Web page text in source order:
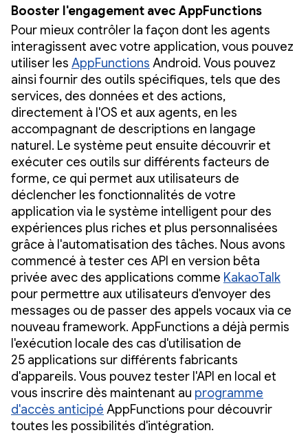
Booster l'engagement avec AppFunctions
Pour mieux contrôler la façon dont les agents
interagissent avec votre application, vous pouvez
utiliser les AppFunctions Android. Vous pouvez
ainsi fournir des outils spécifiques, tels que des
services, des données et des actions,
directement à l'OS et aux agents, en les
accompagnant de descriptions en langage
naturel. Le système peut ensuite découvrir et
exécuter ces outils sur différents facteurs de
forme, ce qui permet aux utilisateurs de
déclencher les fonctionnalités de votre
application via le système intelligent pour des
expériences plus riches et plus personnalisées
grâce à l'automatisation des tâches. Nous avons
commencé à tester ces API en version bêta
privée avec des applications comme KakaoTalk
pour permettre aux utilisateurs d'envoyer des
messages ou de passer des appels vocaux via ce
nouveau framework. AppFunctions a déjà permis
l'exécution locale des cas d'utilisation de
25 applications sur différents fabricants
d'appareils. Vous pouvez tester l'API en local et
vous inscrire dès maintenant au programme
d'accès anticipé AppFunctions pour découvrir
toutes les possibilités d'intégration.